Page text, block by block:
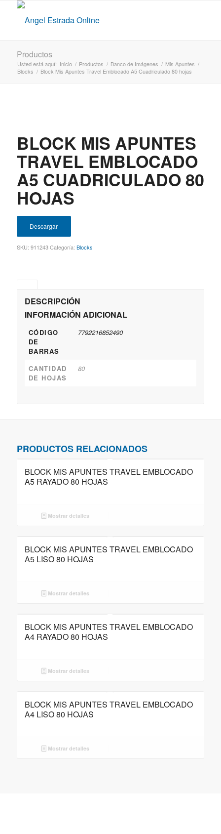
Productos
Usted está aquí: Inicio / Productos / Banco de Imágenes / Mis Apuntes /
Blocks / Block Mis Apuntes Travel Emblocado A5 Cuadriculado 80 hojas
BLOCK MIS APUNTES
TRAVEL EMBLOCADO
A5 CUADRICULADO 80
HOJAS
Descargar
SKU: 911243 Categoría: Blocks
DESCRIPCIÓN
INFORMACIÓN ADICIONAL
CÓDIGO
DE
BARRAS
7792216852490
CANTIDAD
DE HOJAS
80
PRODUCTOS RELACIONADOS
BLOCK MIS APUNTES TRAVEL EMBLOCADO
A5 RAYADO 80 HOJAS
Mostrar detalles
BLOCK MIS APUNTES TRAVEL EMBLOCADO
A5 LISO 80 HOJAS
Mostrar detalles
BLOCK MIS APUNTES TRAVEL EMBLOCADO
A4 RAYADO 80 HOJAS
Mostrar detalles
BLOCK MIS APUNTES TRAVEL EMBLOCADO
A4 LISO 80 HOJAS
Mostrar detalles